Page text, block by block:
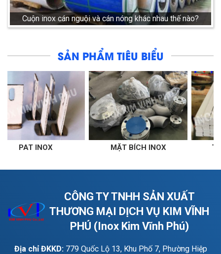
Cuộn inox cán nguội và cán nóng khác nhau thế nào?
SẢN PHẨM TIÊU BIỂU
MẶT BÍCH INOX THANH LA INOX
CÔNG TY TNHH SẢN XUẤT
THƯƠNG MẠI DỊCH VỤ KIM VĨNH
PHÚ (Inox Kim Vĩnh Phú)
Địa chỉ ĐKKD: 779 Quốc Lộ 13, Khu Phố 7, Phường Hiệp